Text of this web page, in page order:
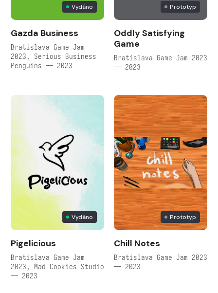
Vydáno
Gazda Business
Bratislava Game Jam
2023, Serious Business
Penguins — 2023
Prototyp
Oddly Satisfying
Game
Bratislava Game Jam 2023
— 2023
Vydáno
Pigelicious
Bratislava Game Jam
2023, Mad Cookies Studio
— 2023
Prototyp
Chill Notes
Bratislava Game Jam 2023
— 2023